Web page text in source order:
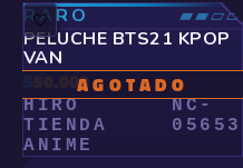
🤍
AGOTADO
RARO
▰▰▱▱
PELUCHE BTS21 KPOP
VAN
50.000
HIRO
TIENDA
ANIME
NC-
05653